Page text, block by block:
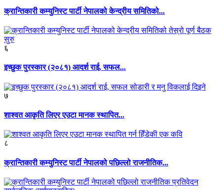
क्रान्तिकारी कम्युनिस्ट पार्टी नेपालको केन्द्रीय समितिको...
६
इच्छुक पुरस्कार (२०८१) आदर्श राई, सफल...
७
शाश्वत आकृति लिएर एउटा मानक स्थापित...
८
क्रान्तिकारी कम्युनिस्ट पार्टी नेपालको पछिल्लो राजनीतिक...